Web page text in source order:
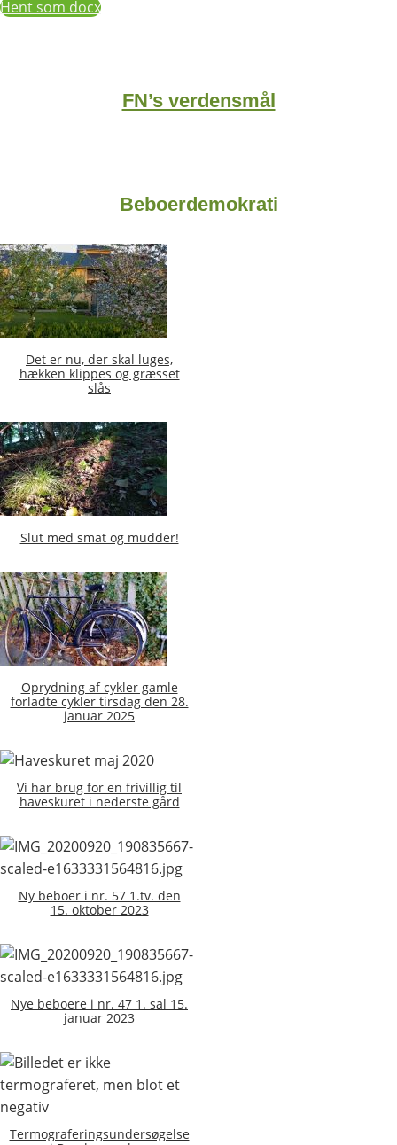
Hent som docx
FN’s verdensmål
Beboerdemokrati
Det er nu, der skal luges,
hækken klippes og græsset
slås
Slut med smat og mudder!
Oprydning af cykler gamle
forladte cykler tirsdag den 28.
januar 2025
Vi har brug for en frivillig til
haveskuret i nederste gård
Ny beboer i nr. 57 1.tv. den
15. oktober 2023
Nye beboere i nr. 47 1. sal 15.
januar 2023
Termograferingsundersøgelse